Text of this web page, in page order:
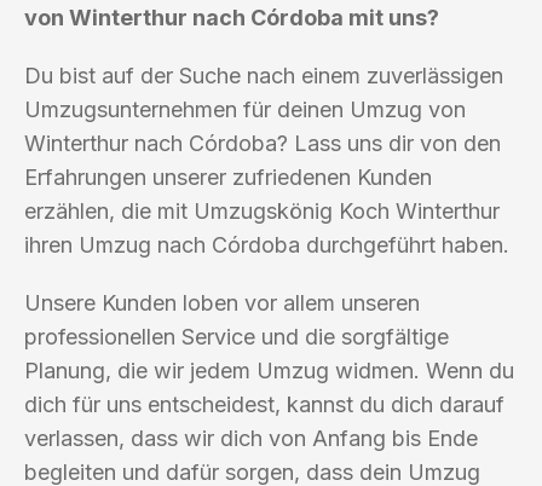
von Winterthur nach Córdoba mit uns?
Du bist auf der Suche nach einem zuverlässigen
Umzugsunternehmen für deinen Umzug von
Winterthur nach Córdoba? Lass uns dir von den
Erfahrungen unserer zufriedenen Kunden
erzählen, die mit Umzugskönig Koch Winterthur
ihren Umzug nach Córdoba durchgeführt haben.
Unsere Kunden loben vor allem unseren
professionellen Service und die sorgfältige
Planung, die wir jedem Umzug widmen. Wenn du
dich für uns entscheidest, kannst du dich darauf
verlassen, dass wir dich von Anfang bis Ende
begleiten und dafür sorgen, dass dein Umzug